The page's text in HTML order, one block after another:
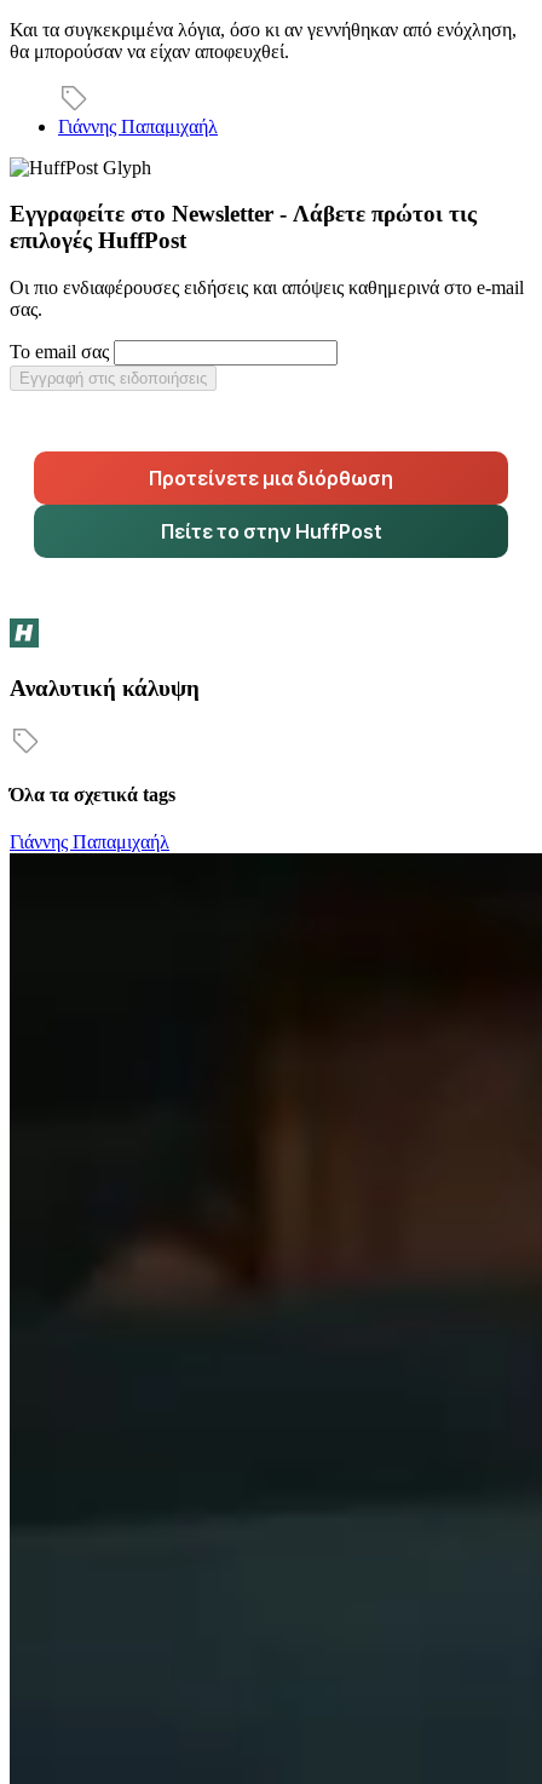
Και τα συγκεκριμένα λόγια, όσο κι αν γεννήθηκαν από ενόχληση,
θα μπορούσαν να είχαν αποφευχθεί.
Γιάννης Παπαμιχαήλ
Εγγραφείτε στο Newsletter - Λάβετε πρώτοι τις
επιλογές HuffPost
Οι πιο ενδιαφέρουσες ειδήσεις και απόψεις καθημερινά στο e-mail
σας.
Το email σας
Εγγραφή στις ειδοποιήσεις
Προτείνετε μια διόρθωση
Πείτε το στην HuffPost
Αναλυτική κάλυψη
Όλα τα σχετικά tags
Γιάννης Παπαμιχαήλ